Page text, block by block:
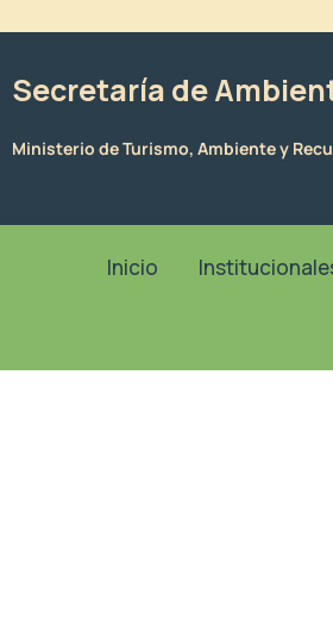
Secretaría de
Ministerio de Turismo, Ambiente y
Inicio